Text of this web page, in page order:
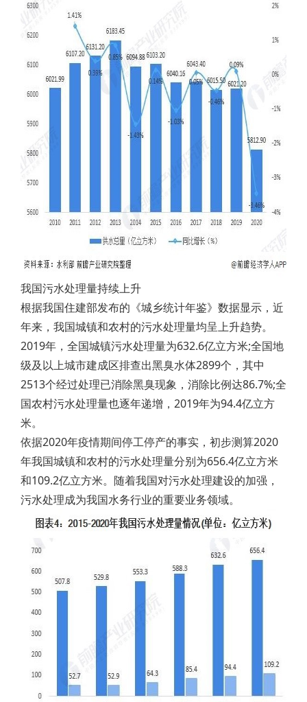
我国污水处理量持续上升
根据我国住建部发布的《城乡统计年鉴》数据显示，近
年来，我国城镇和农村的污水处理量均呈上升趋势。
2019年，全国城镇污水处理量为632.6亿立方米;全国地
级及以上城市建成区排查出黑臭水体2899个，其中
2513个经过处理已消除黑臭现象，消除比例达86.7%;全
国农村污水处理量也逐年递增，2019年为94.4亿立方
米。
依据2020年疫情期间停工停产的事实，初步测算2020
年我国城镇和农村的污水处理量分别为656.4亿立方米
和109.2亿立方米。随着我国对污水处理建设的加强，
污水处理成为我国水务行业的重要业务领域。